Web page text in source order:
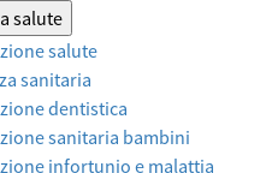
salute
salute
sanitaria
dentistica
sanitaria bambini
infortunio e malattia